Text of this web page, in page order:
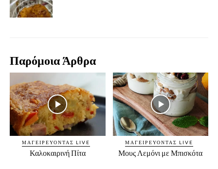
Παρόμοια Άρθρα
ΜΑΓΕΙΡΕΎΟΝΤΑΣ LIVE
Καλοκαιρινή Πίτα
ΜΑΓΕΙΡΕΎΟΝΤΑΣ LIVE
Μους Λεμόνι με Μπισκότα